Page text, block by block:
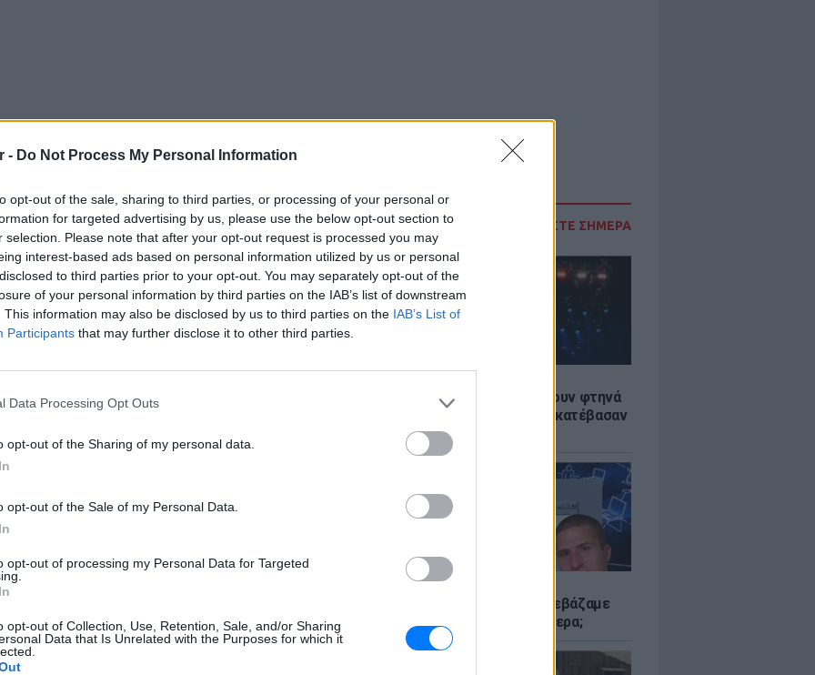
- Do Not Process My Personal Information
opt-out of the sale, sharing to third parties, or processing of your personal or
for targeted advertising by us, please use the below opt-out section to
selection. Please note that after your opt-out request is processed you may
interest-based ads based on personal information utilized by us or personal
to third parties prior to your opt-out. You may separately opt-out of the
of your personal information by third parties on the IAB’s list of downstream
This information may also be disclosed by us to third parties on the IAB’s List of
Participants that may further disclose it to other third parties.
Data Processing Opt Outs
opt-out of the Sharing of my personal data.
opt-out of the Sale of my Personal Data.
opt-out of processing my Personal Data for Targeted
opt-out of Collection, Use, Retention, Sale, and/or Sharing
Data that Is Unrelated with the Purposes for which it
ΔΙΑΒΑΣΤΕ ΣΗΜΕΡΑ
Οι συναυλίες επιτέλους βγάζουν φτηνά
εισιτήρια - Ποιοι καλλιτέχνες κατέβασαν
τις τιμές
Έφτιαξαν το Napster που κατεβάζαμε
μουσική - Πού βρίσκονται σήμερα;
πίσω στην ιστορία, υπάρχουν
απαντήσεις. Αλλά ένας από τους
αρκετά προβλέψιμο ένοχο: τους
Thomas Morton εξέδωσε ένα βιβλίο
έκανε σκληρή κριτική για την
την οποία είχε δει με τα μάτια του όταν
το 1624. Για την κουλτούρα των
ήταν ένας ηδονιστής που του άρεσαν τα
τους ιθαγενείς Αμερικανούς, κάτι που δεν
εξοστρακίστηκε από την περιοχή και
αναγκαστική μετεγκατάστασή του.
δεν ήταν ένα πρότυπο άνδρα αλλά μια
τρόπο ζωής της. Το βιβλίο του έγινε
επίθεση στην πουριτανική ηθική, έτσι το
και τον ίδιο. Του αρνήθηκαν να
και παρέμεινε persona non grata για την
1643.